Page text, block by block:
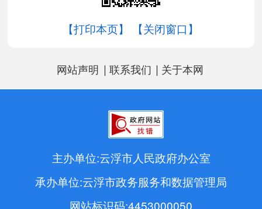
【打印本页】 【关闭窗口】
网站声明 | 联系我们 | 关于本网
主办单位:云浮市人民政府办公室
承办单位:云浮市政务服务和数据管理局
网站标识码:4453000050